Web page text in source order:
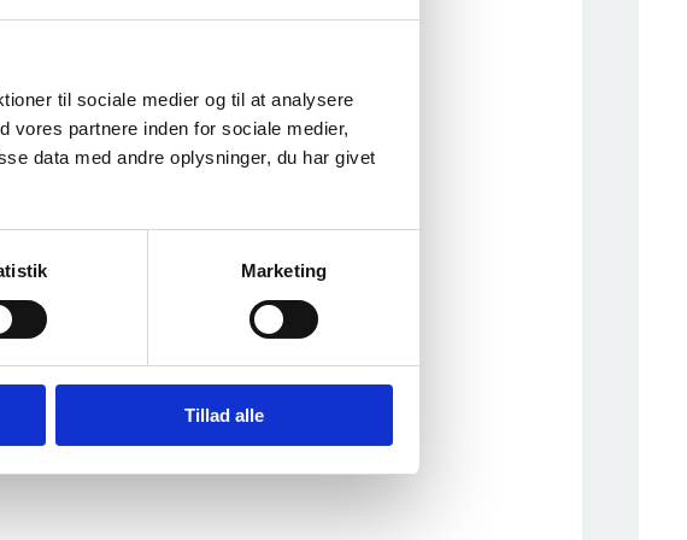
til sociale medier og til at analysere
vores partnere inden for sociale medier,
data med andre oplysninger, du har givet
Marketing
Tillad alle